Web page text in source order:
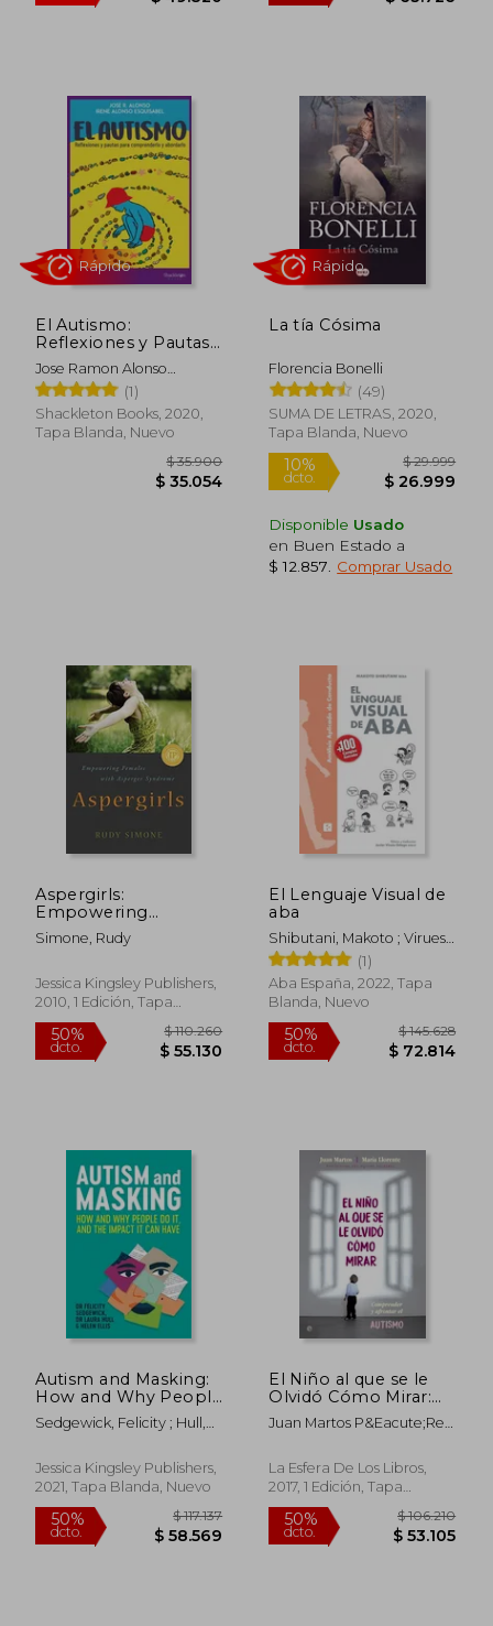
50%
dcto.
$ 106.821
$ 53.411
10%
dcto.
40%
dcto.
$ 83.034
$ 49.820
50%
dcto.
El Autismo:
Reflexiones y Pautas
Para Comprenderlo y
Abordarlo
Jose Ramon Alonso
Peña,Alonso Esqu
(1)
Shackleton Books, 2020,
Tapa Blanda, Nuevo
$ 35.054
Rápido
La tía Cósima
Florencia Bonelli
(49)
SUMA DE LETRAS, 2020,
Tapa Blanda, Nuevo
10%
dcto.
Rápido
Disponible Usado
en Buen Estado a
$ 12.857
Comprar Usado
Aspergirls:
Empowering
Females With
Asperger Syndrome
Simone, Rudy
Jessica Kingsley Publishers,
2010, 1 Edición, Tapa
Blanda, Nuevo
El Lenguaje Visual de
aba
Shibutani, Makoto ; Virues-
Ortega, Javier(1)
Aba España, 2022, Tapa
Blanda, Nuevo
Autism and Masking:
How and Why People
Do It, and the Impact
It Can Have (en
Sedgewick, Felicity ; Hull,
Jessica Kingsley Publishers,
2021, Tapa Blanda, Nuevo
El Niño al que se le
Olvidó Cómo Mirar:
Comprender y
Afrontar el Autismo
Juan Martos P&Eacute;Rez;
Com&Iacute;
La Esfera De Los Libros,
2017, 1 Edición, Tapa
Blanda, Nuevo